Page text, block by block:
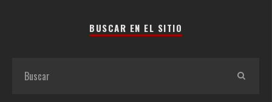
BUSCAR EN EL SITIO